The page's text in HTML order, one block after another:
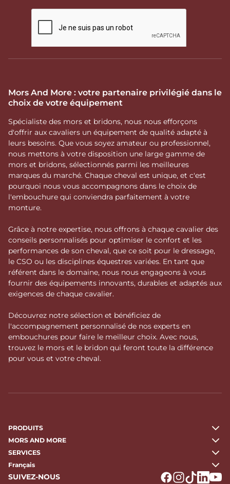
Mors And More : votre partenaire privilégié dans le
choix de votre équipement
Spécialiste des mors et bridons, nous nous efforçons
d'offrir aux cavaliers un équipement de qualité adapté à
leurs besoins. Que vous soyez amateur ou professionnel,
nous mettons à votre disposition une large gamme de
mors et bridons, sélectionnés parmi les meilleures
marques du marché. Chaque cheval est unique, et c'est
pourquoi nous vous accompagnons dans le choix de
l'embouchure qui conviendra parfaitement à votre
monture.
Grâce à notre expertise, nous offrons à chaque cavalier des
conseils personnalisés pour optimiser le confort et les
performances de son cheval, que ce soit pour le dressage,
le CSO ou les disciplines équestres variées. En tant que
référent dans le domaine, nous nous engageons à vous
fournir des équipements innovants, durables et adaptés aux
exigences de chaque cavalier.
Découvrez notre sélection et bénéficiez de
l'accompagnement personnalisé de nos experts en
embouchures pour faire le meilleur choix. Avec nous,
trouvez le mors et le bridon qui feront toute la différence
pour vous et votre cheval.
PRODUITS
MORS AND MORE
SERVICES
Français
SUIVEZ-NOUS